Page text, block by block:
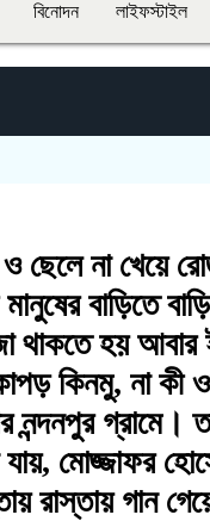
বিনোদন লাইফস্টাইল
ও ছেলে না
বাড়িতে
থাকতে হয়
কিনমু, না
গ্রামে।
মোজ্জাফর
রাস্তায় গান